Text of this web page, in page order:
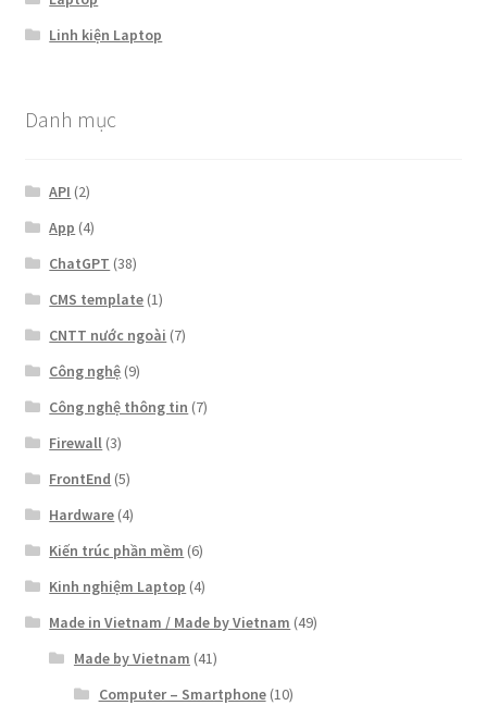
Linh kiện Laptop
Danh mục
API (2)
App (4)
ChatGPT (38)
CMS template (1)
CNTT nước ngoài (7)
Công nghệ (9)
Công nghệ thông tin (7)
Firewall (3)
FrontEnd (5)
Hardware (4)
Kiến trúc phần mềm (6)
Kinh nghiệm Laptop (4)
Made in Vietnam / Made by Vietnam (49)
Made by Vietnam (41)
Computer – Smartphone(10)